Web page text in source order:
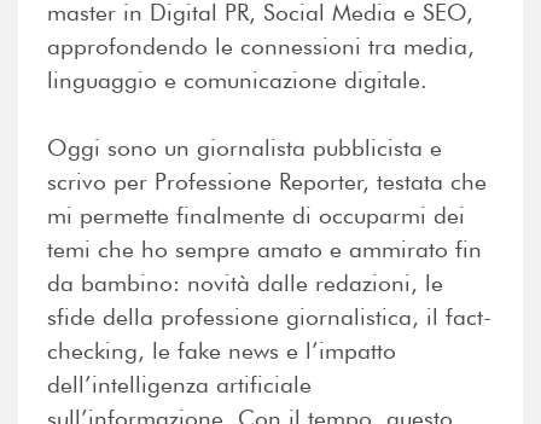
master in Digital PR, Social Media e SEO,
approfondendo le connessioni tra media,
linguaggio e comunicazione digitale.
Oggi sono un giornalista pubblicista e
scrivo per Professione Reporter, testata che
mi permette finalmente di occuparmi dei
temi che ho sempre amato e ammirato fin
da bambino: novità dalle redazioni, le
sfide della professione giornalistica, il fact-
checking, le fake news e l’impatto
dell’intelligenza artificiale
sull’informazione. Con il tempo, questo